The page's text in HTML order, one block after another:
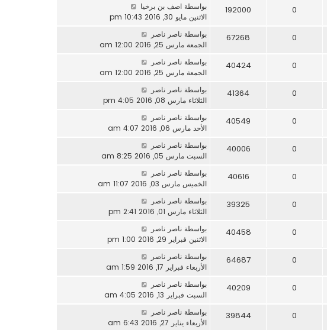
0
192000 بواسطة اصف بن برخيا
الاثنين مايو 30, 2016 10:43 pm
0
67268 بواسطة ناصر ناصر
الجمعة مارس 25, 2016 12:00 am
0
40424 بواسطة ناصر ناصر
الجمعة مارس 25, 2016 12:00 am
0
41364 بواسطة ناصر ناصر
الثلاثاء مارس 08, 2016 4:05 pm
0
40549 بواسطة ناصر ناصر
الأحد مارس 06, 2016 4:07 am
0
40006 بواسطة ناصر ناصر
السبت مارس 05, 2016 8:25 am
0
40616 بواسطة ناصر ناصر
الخميس مارس 03, 2016 11:07 am
0
39325 بواسطة ناصر ناصر
الثلاثاء مارس 01, 2016 2:41 pm
0
40458 بواسطة ناصر ناصر
الاثنين فبراير 29, 2016 1:00 pm
0
64687 بواسطة ناصر ناصر
الأربعاء فبراير 17, 2016 1:59 am
0
40209 بواسطة ناصر ناصر
السبت فبراير 13, 2016 4:05 am
0
39844 بواسطة ناصر ناصر
الأربعاء يناير 27, 2016 6:43 am